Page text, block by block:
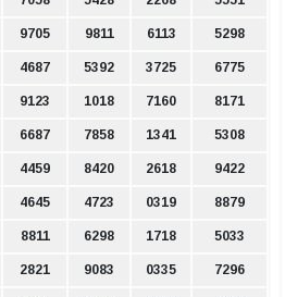
9705 9811 6113 5298
4687 5392 3725 6775
9123 1018 7160 8171
6687 7858 1341 5308
4459 8420 2618 9422
4645 4723 0319 8879
8811 6298 1718 5033
2821 9083 0335 7296